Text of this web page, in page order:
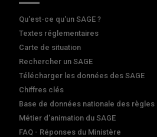
Qu'est-ce qu'un SAGE ?
Textes réglementaires
Carte de situation
Rechercher un SAGE
Télécharger les données des SAGE
Chiffres clés
Base de données nationale des règles
Métier d'animation du SAGE
FAQ - Réponses du Ministère